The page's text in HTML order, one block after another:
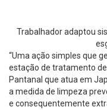
Trabalhador adaptou
“Uma ação simples que
estação de tratamento
Pantanal que atua em
a medida de limpeza
e consequentemente